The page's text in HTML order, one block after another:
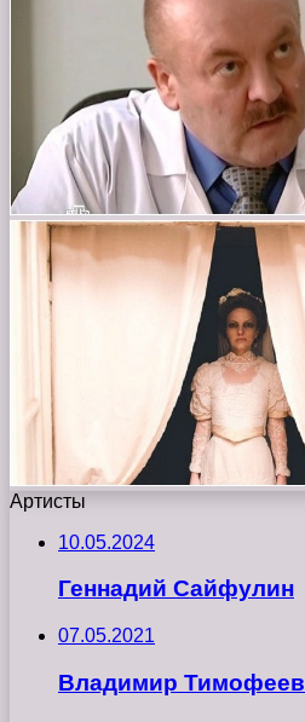
Артисты
10.05.2024
Геннадий Сайфулин
07.05.2021
Владимир Тимофеев